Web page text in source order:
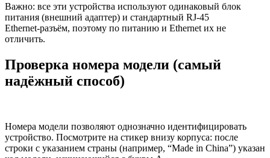
Важно: все эти устройства используют одинаковый блок
питания (внешний адаптер) и стандартный RJ‑45
Ethernet‑разъём, поэтому по питанию и Ethernet их не
отличить.
Проверка номера модели (самый
надёжный способ)
Номера модели позволяют однозначно идентифицировать
устройство. Посмотрите на стикер внизу корпуса: после
строки с указанием страны (например, “Made in China”) указан